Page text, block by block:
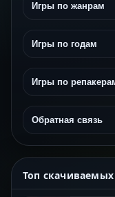
Игры по жанрам
Игры по годам
Игры по
Обратная связь
Топ скачиваемых